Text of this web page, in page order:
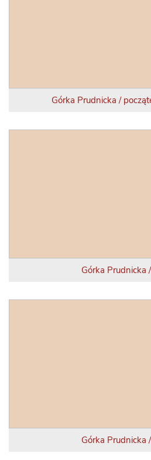
Górka Prudnicka /
Górka Prudnicka
Górka Prudnicka